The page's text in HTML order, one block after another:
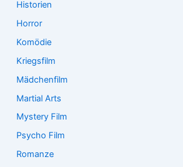
Historien
Horror
Komödie
Kriegsfilm
Mädchenfilm
Martial Arts
Mystery Film
Psycho Film
Romanze